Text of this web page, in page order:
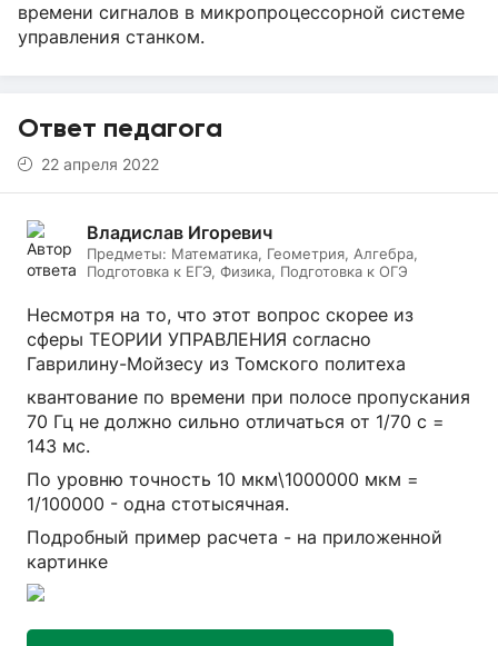
времени сигналов в микропроцессорной системе
управления станком.
Ответ педагога
22 апреля 2022
Владислав Игоревич
Предметы: Математика, Геометрия, Алгебра,
Подготовка к ЕГЭ, Физика, Подготовка к ОГЭ
Несмотря на то, что этот вопрос скорее из
сферы ТЕОРИИ УПРАВЛЕНИЯ согласно
Гаврилину-Мойзесу из Томского политеха
квантование по времени при полосе пропускания
70 Гц не должно сильно отличаться от 1/70 c =
143 мс.
По уровню точность 10 мкм\1000000 мкм =
1/100000 - одна стотысячная.
Подробный пример расчета - на приложенной
картинке